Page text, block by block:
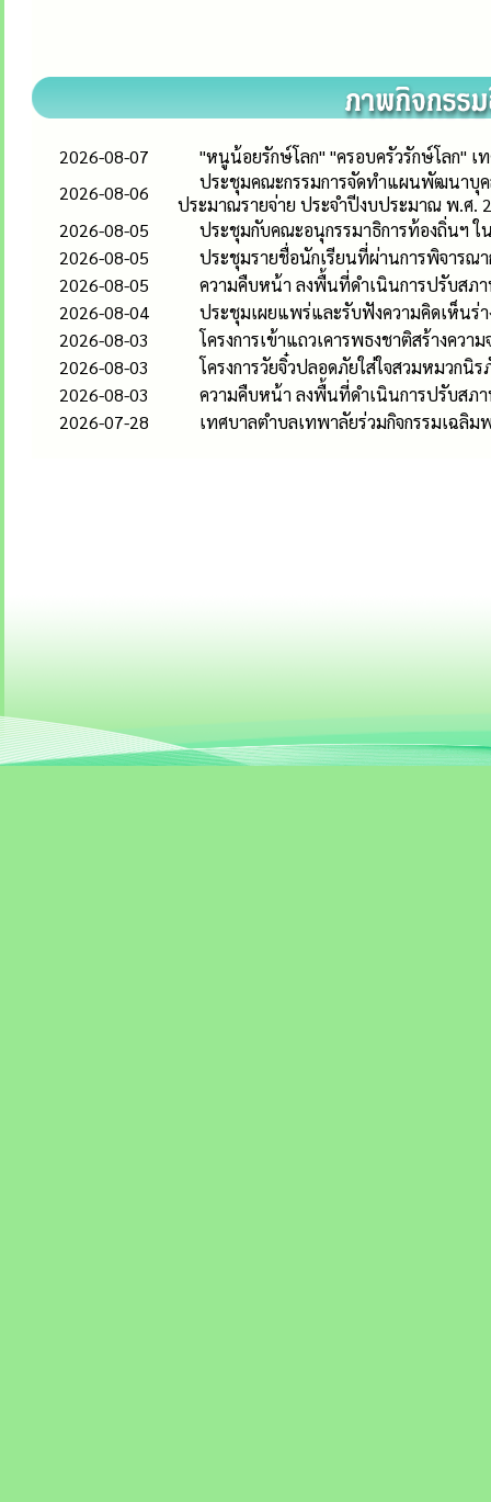
2026-08-07
"หนูน้อยรักษ์โลก" "ครอบครัวรักษ์โลก" เ
2026-08-06
ประชุมคณะกรรมการจัดทำแผนพัฒนาบุค
ประมาณรายจ่าย ประจำปีงบประมาณ พ.ศ.
2026-08-05
ประชุมกับคณะอนุกรรมาธิการท้องถิ่นฯ
2026-08-05
ประชุมรายชื่อนักเรียนที่ผ่านการพิจารณ
2026-08-05
ความคืบหน้า ลงพื้นที่ดำเนินการปรับสภ
2026-08-04
ประชุมเผยแพร่และรับฟังความคิดเห็นร่
2026-08-03
โครงการเข้าแถวเคารพธงชาติสร้างค
2026-08-03
โครงการวัยจิ๋วปลอดภัยใส่ใจสวมหมวกนิร
2026-08-03
ความคืบหน้า ลงพื้นที่ดำเนินการปรับสภ
2026-07-28
เทศบาลตำบลเทพาลัยร่วมกิจกรรมเฉลิ